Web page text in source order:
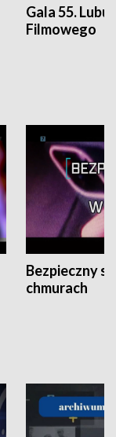
Gala 55.
Filmowego
Bezpieczny
chmurach